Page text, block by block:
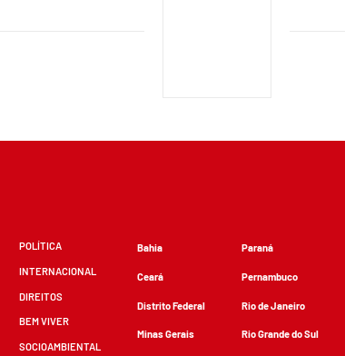
POLÍTICA
INTERNACIONAL
DIREITOS
BEM VIVER
SOCIOAMBIENTAL
Bahia
Ceará
Distrito Federal
Minas Gerais
Paraná
Pernambuco
Rio de Janeiro
Rio Grande do Sul